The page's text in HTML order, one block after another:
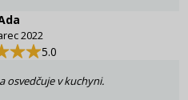
2022
5.0
osvedčuje v kuchyni.